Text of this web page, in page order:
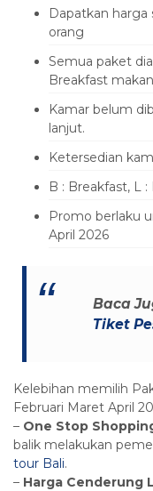
Dapatkan
orang
Semua paket
Breakfast
Kamar belum
lanjut.
Ketersedian
B : Breakfast, L
Promo berlaku
April 2026
Baca
Tiket
Kelebihan memilih
Februari Maret April
– One Stop
balik melakukan
tour Bali.
– Harga Cenderung